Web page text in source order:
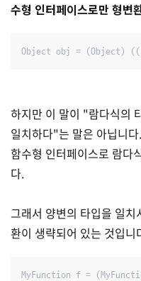
수형 인터페이스로만 형변
Object obj = (Object)
하지만 이 말이 "람다식의
일치하다"는 말은 아닙니다.
함수형 인터페이스로 람다
다.
그래서 양변의 타입을 일
환이 생략되어 있는 것입니
MyFunction f =